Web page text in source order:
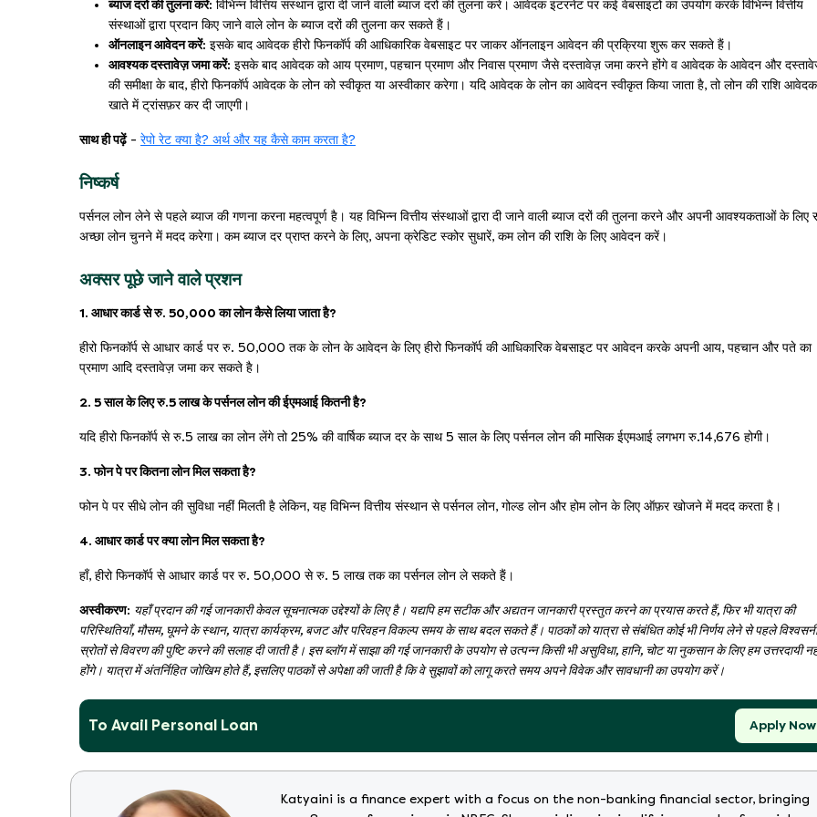
ब्याज दरों की तुलना करें: विभिन्न वित्तिय संस्थान द्वारा दी जाने वाली ब्याज दरों की तुलना करें। आवेदक इंटरनेट पर कई वेबसाइटों का उपयोग करके विभिन्न वित्तीय
संस्थाओं द्वारा प्रदान किए जाने वाले लोन के ब्याज दरों की तुलना कर सकते हैं।
ऑनलाइन आवेदन करें: इसके बाद आवेदक हीरो फिनकॉर्प की आधिकारिक वेबसाइट पर जाकर ऑनलाइन आवेदन की प्रक्रिया शुरू कर सकते हैं।
आवश्यक दस्तावेज़ जमा करें: इसके बाद आवेदक को आय प्रमाण, पहचान प्रमाण और निवास प्रमाण जैसे दस्तावेज़ जमा करने होंगे व आवेदक के आवेदन और
की समीक्षा के बाद, हीरो फिनकॉर्प आवेदक के लोन को स्वीकृत या अस्वीकार करेगा। यदि आवेदक के लोन का आवेदन स्वीकृत किया जाता है, तो लोन की राशि
खाते में ट्रांसफ़र कर दी जाएगी।
साथ ही पढ़ें- रेपो रेट क्या है? अर्थ और यह कैसे काम करता है?
निष्कर्ष
पर्सनल लोन लेने से पहले ब्याज की गणना करना महत्वपूर्ण है। यह विभिन्न वित्तीय संस्थाओं द्वारा दी जाने वाली ब्याज दरों की तुलना करने और अपनी आवश्यकताओं के लिए
अच्छा लोन चुनने में मदद करेगा। कम ब्याज दर प्राप्त करने के लिए, अपना क्रेडिट स्कोर सुधारें, कम लोन की राशि के लिए आवेदन करें।
अक्सर पूछे जाने वाले प्रशन
1. आधार कार्ड से रु. 50,000 का लोन कैसे लिया जाता है?
हीरो फिनकॉर्प से आधार कार्ड पर रु. 50,000 तक के लोन के आवेदन के लिए हीरो फिनकॉर्प की आधिकारिक वेबसाइट पर आवेदन करके अपनी आय, पहचान और पते का
प्रमाण आदि दस्तावेज़ जमा कर सकते है।
2. 5 साल के लिए रु.5 लाख के पर्सनल लोन की ईएमआई कितनी है?
यदि हीरो फिनकॉर्प से रु.5 लाख का लोन लेंगे तो 25% की वार्षिक ब्याज दर के साथ 5 साल के लिए पर्सनल लोन की मासिक ईएमआई लगभग रु.14,676 होगी।
3. फोन पे पर कितना लोन मिल सकता है?
फोन पे पर सीधे लोन की सुविधा नहीं मिलती है लेकिन, यह विभिन्न वित्तीय संस्थान से पर्सनल लोन, गोल्ड लोन और होम लोन के लिए ऑफ़र खोजने में मदद करता है।
4. आधार कार्ड पर क्या लोन मिल सकता है?
हाँ, हीरो फिनकॉर्प से आधार कार्ड पर रु. 50,000 से रु. 5 लाख तक का पर्सनल लोन ले सकते हैं।
अस्वीकरण: यहाँ प्रदान की गई जानकारी केवल सूचनात्मक उद्देश्यों के लिए है। यद्यपि हम सटीक और अद्यतन जानकारी प्रस्तुत करने का प्रयास करते हैं, फिर भी यात्रा की
परिस्थितियाँ, मौसम, घूमने के स्थान, यात्रा कार्यक्रम, बजट और परिवहन विकल्प समय के साथ बदल सकते हैं। पाठकों को यात्रा से संबंधित कोई भी निर्णय लेने से पहले
स्रोतों से विवरण की पुष्टि करने की सलाह दी जाती है। इस ब्लॉग में साझा की गई जानकारी के उपयोग से उत्पन्न किसी भी असुविधा, हानि, चोट या नुकसान के लिए हम उत्तरदायी
होंगे। यात्रा में अंतर्निहित जोखिम होते हैं, इसलिए पाठकों से अपेक्षा की जाती है कि वे सुझावों को लागू करते समय अपने विवेक और सावधानी का उपयोग करें।
To Avail Personal Loan Apply Now
Katyaini is a finance expert with a focus on the non-banking financial sector, bringing